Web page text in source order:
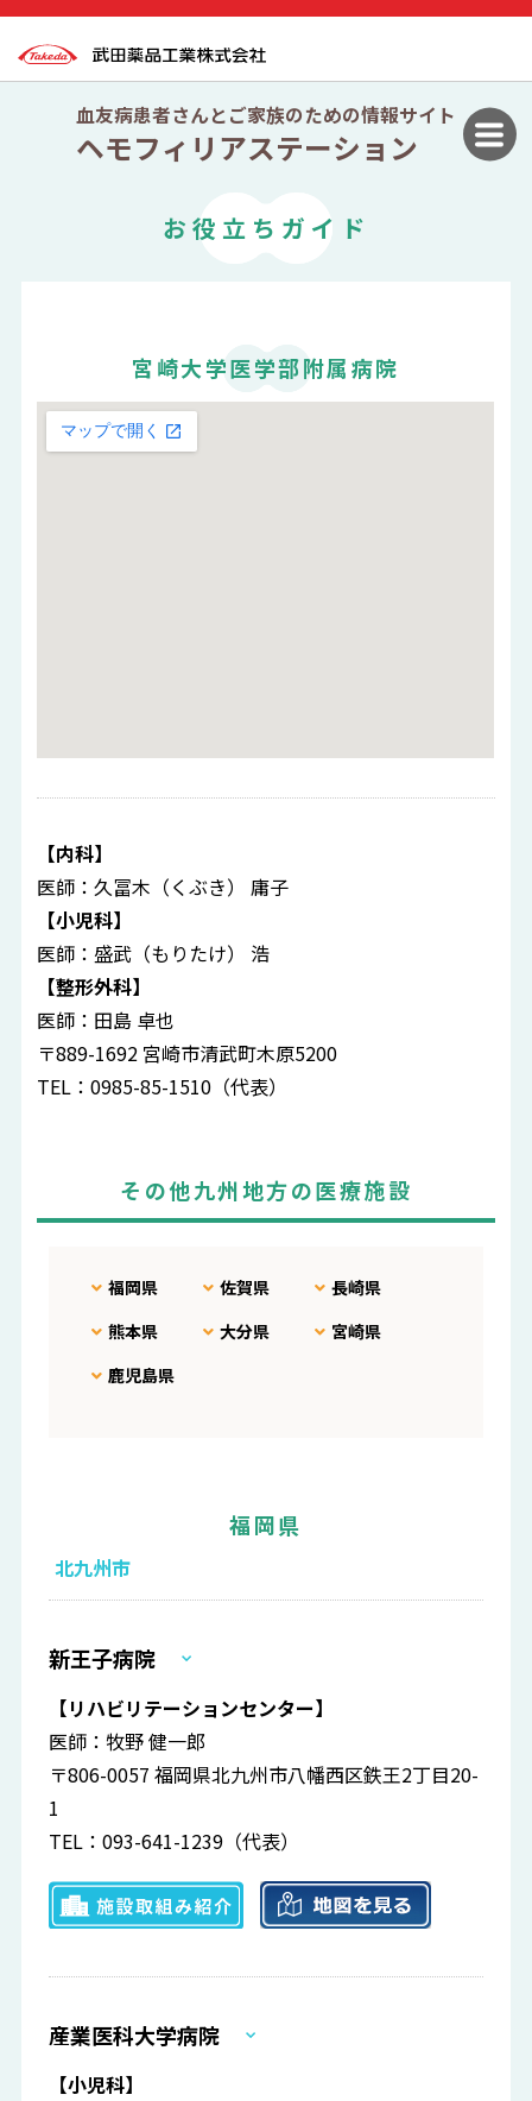
血友病患者さんとご家族のための情報サイト
ヘモフィリアステーション
お役立ちガイド
宮崎大学医学部附属病院
【内科】
医師：久冨木（くぶき） 庸子
【小児科】
医師：盛武（もりたけ） 浩
【整形外科】
医師：田島 卓也
〒889-1692 宮崎市清武町木原5200
TEL：0985-85-1510（代表）
その他九州地方の医療施設
福岡県 佐賀県
長崎県
熊本県
大分県
宮崎県
鹿児島県
福岡県
北九州市
新王子病院
【リハビリテーションセンター】
医師：牧野 健一郎
〒806-0057 福岡県北九州市八幡西区鉄王2丁目20-
1
TEL：093-641-1239（代表）
産業医科大学病院
【小児科】